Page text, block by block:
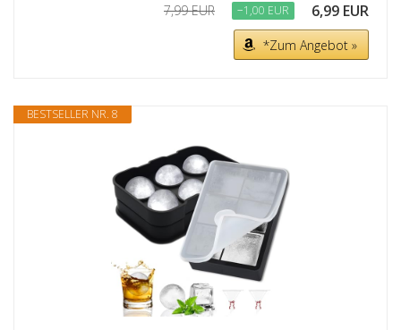
7,99 EUR −1,00 EUR 6,99 EUR
*Zum Angebot »
BESTSELLER NR. 8